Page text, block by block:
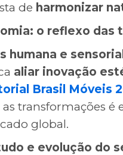
de harmonizar
o reflexo das
humana e
aliar inovação
Brasil Móveis
transformações é
global.
e evolução do